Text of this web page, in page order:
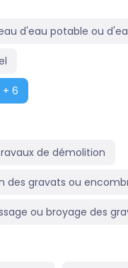
d'eau potable ou
+ 6
de démolition
des gravats ou
ou broyage des